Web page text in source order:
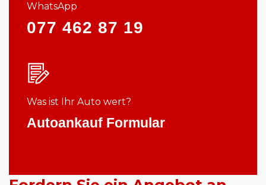
WhatsApp
077 462 87 19
Was ist Ihr Auto wert?
Autoankauf Formular